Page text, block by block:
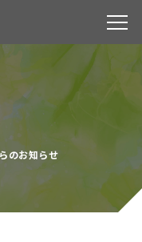
のお知らせ